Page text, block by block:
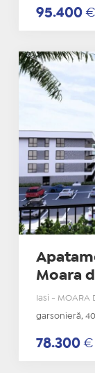
95.400 €
Moara
Iasi - MOARA
garsonieră,
78.300 €